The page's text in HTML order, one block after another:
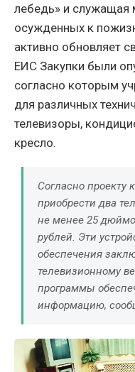
лебедь» и служащая
осужденных к
активно обновляет
ЕИС Закупки были
согласно которым
для различных
телевизоры,
кресло.
Согласно проекту
приобрести два
не менее 25
рублей. Эти
обеспечения
телевизионному
программы
информацию,